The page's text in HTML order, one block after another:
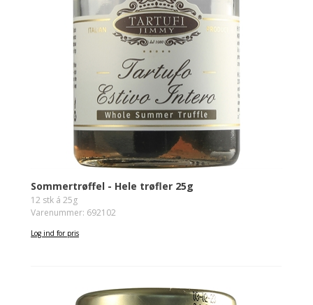
Sommertrøffel - Hele trøfler 25g
12 stk á 25g
Varenummer: 692102
Log ind for pris